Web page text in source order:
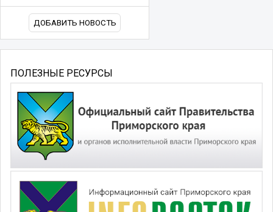
ДОБАВИТЬ НОВОСТЬ
ПОЛЕЗНЫЕ РЕСУРСЫ